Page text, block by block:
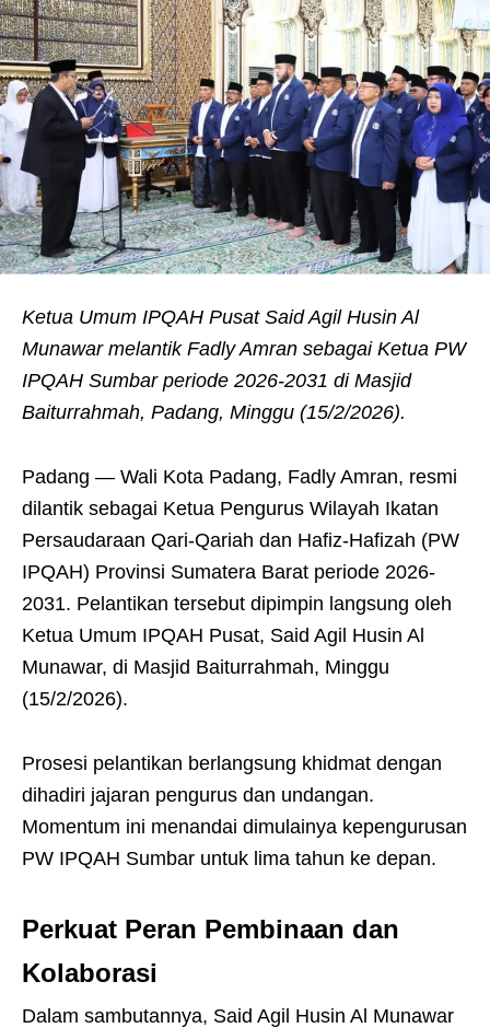
Ketua Umum IPQAH Pusat Said Agil Husin Al
Munawar melantik Fadly Amran sebagai Ketua PW
IPQAH Sumbar periode 2026-2031 di Masjid
Baiturrahmah, Padang, Minggu (15/2/2026).
Padang — Wali Kota Padang, Fadly Amran, resmi
dilantik sebagai Ketua Pengurus Wilayah Ikatan
Persaudaraan Qari-Qariah dan Hafiz-Hafizah (PW
IPQAH) Provinsi Sumatera Barat periode 2026-
2031. Pelantikan tersebut dipimpin langsung oleh
Ketua Umum IPQAH Pusat, Said Agil Husin Al
Munawar, di Masjid Baiturrahmah, Minggu
(15/2/2026).
Prosesi pelantikan berlangsung khidmat dengan
dihadiri jajaran pengurus dan undangan.
Momentum ini menandai dimulainya kepengurusan
PW IPQAH Sumbar untuk lima tahun ke depan.
Perkuat Peran Pembinaan dan
Kolaborasi
Dalam sambutannya, Said Agil Husin Al Munawar